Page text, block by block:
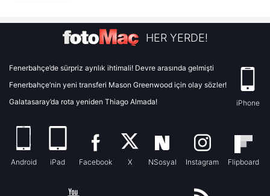
HER YERDE!
Fenerbahçe’de sürpriz ayrılık ihtimali! Devre arasında gelmişti
Fenerbahçe’nin yeni transferi Mason Greenwood için olay sözler!
Galatasaray’da rota yeniden Thiago Almada!
iPhone
Android iPad Facebook X NSosyal Instagram Flipboard